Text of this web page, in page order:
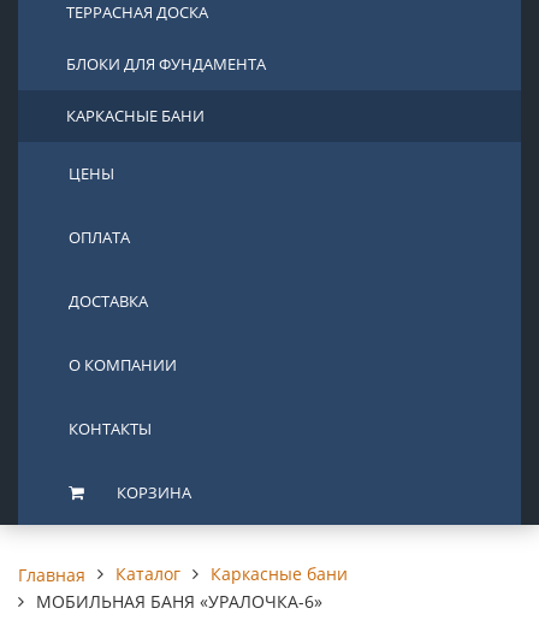
ТЕРРАСНАЯ ДОСКА
БЛОКИ ДЛЯ ФУНДАМЕНТА
КАРКАСНЫЕ БАНИ
ЦЕНЫ
ОПЛАТА
ДОСТАВКА
О КОМПАНИИ
КОНТАКТЫ
КОРЗИНА
Главная Каталог
Каркасные бани
МОБИЛЬНАЯ БАНЯ «УРАЛОЧКА-6»